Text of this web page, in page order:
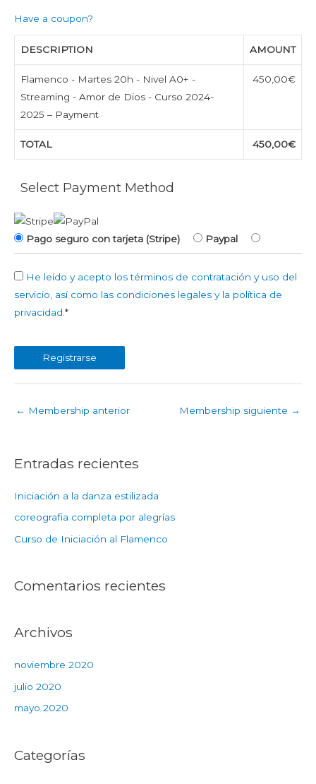
Have a coupon?
DESCRIPTION AMOUNT
Flamenco - Martes 20h - Nivel A0+ -
Streaming - Amor de Dios - Curso 2024-
2025 – Payment
450,00€
TOTAL 450,00€
Select Payment Method
Pago seguro con tarjeta (Stripe) Paypal
He leído y acepto los términos de contratación y uso del
servicio, así como las condiciones legales y la política de
privacidad. *
← Membership anterior Membership siguiente →
Entradas recientes
Iniciación a la danza estilizada
coreografia completa por alegrías
Curso de Iniciación al Flamenco
Comentarios recientes
Archivos
noviembre 2020
julio 2020
mayo 2020
Categorías